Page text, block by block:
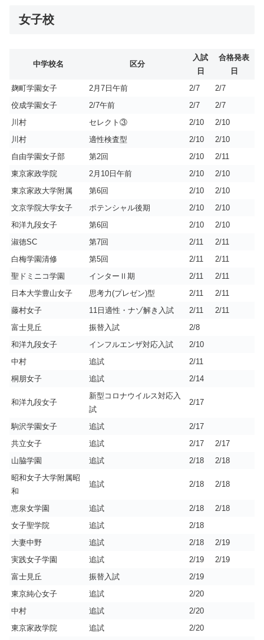
女子校
中学校名 区分
入試
日
合格発表
日
麹町学園女子
2月7日午前 2/7
2/7
佼成学園女子
2/7午前 2/7
2/7
川村
セレクト③ 2/10
2/10
川村
適性検査型 2/10
2/10
自由学園女子部
第2回 2/10
2/11
東京家政学院
2月10日午前 2/10
2/10
東京家政大学附属
第6回 2/10
2/10
文京学院大学女子
ポテンシャル後期 2/10
2/10
和洋九段女子
第6回 2/10
2/10
淑徳SC
第7回 2/11
2/11
白梅学園清修
第5回 2/11
2/11
聖ドミニコ学園
インターⅡ期 2/11
2/11
日本大学豊山女子
思考力(プレゼン)型 2/11
2/11
藤村女子
11日適性・ナゾ解き入試 2/11
2/11
富士見丘
振替入試
2/8
和洋九段女子
インフルエンザ対応入試
2/10
中村
追試
2/11
桐朋女子
追試 2/14
和洋九段女子
新型コロナウイルス対応入
試
2/17
駒沢学園女子 追試
2/17
共立女子
追試 2/17
2/17
山脇学園
追試 2/18
2/18
昭和女子大学附属昭
和
追試 2/18 2/18
恵泉女学園 追試 2/18
2/18
女子聖学院
追試
2/18
大妻中野
追試 2/18
2/19
実践女子学園
追試 2/19
2/19
富士見丘
振替入試
2/19
東京純心女子
追試
2/20
中村
追試
2/20
東京家政学院
追試
2/20